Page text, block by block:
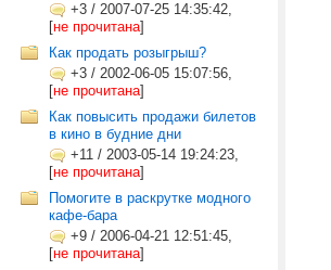
+3 / 2007-07-25 14:35:42,
[не прочитана]
Как продать розыгрыш?
+3 / 2002-06-05 15:07:56,
[не прочитана]
Как повысить продажи билетов
в кино в будние дни
+11 / 2003-05-14 19:24:23,
[не прочитана]
Помогите в раскрутке модного
кафе-бара
+9 / 2006-04-21 12:51:45,
[не прочитана]